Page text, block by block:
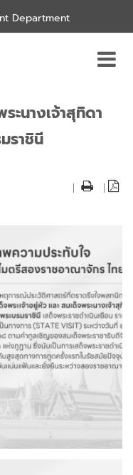
Department
ะนางเจ้าสุทิดา
ราชินี
| |